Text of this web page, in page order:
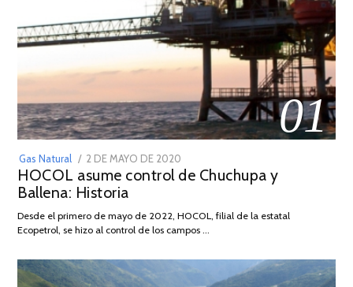
01
Gas Natural
POSTED
ON
2 DE MAYO DE 2020
DE
2026
HOCOL asume control de Chuchupa y
Ballena: Historia
Desde el primero de mayo de 2022, HOCOL, filial de la estatal
Ecopetrol, se hizo al control de los campos …